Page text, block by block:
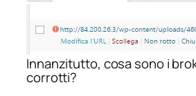
Innanzitutto, cosa sono i
corrotti?